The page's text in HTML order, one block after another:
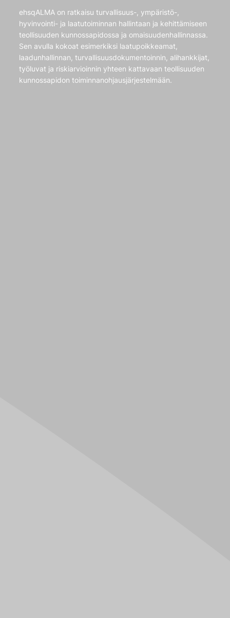
ehsqALMA on ratkaisu turvallisuus-, ympäristö-,
hyvinvointi- ja laatutoiminnan hallintaan ja kehittämiseen
teollisuuden kunnossapidossa ja omaisuudenhallinnassa.
Sen avulla kokoat esimerkiksi laatupoikkeamat,
laadunhallinnan, turvallisuusdokumentoinnin, alihankkijat,
työluvat ja riskiarvioinnin yhteen kattavaan teollisuuden
kunnossapidon toiminnanohjausjärjestelmään.